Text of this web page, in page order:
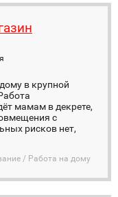
в крупной
мамам в декрете,
с
рисков нет,
/ Работа на дому